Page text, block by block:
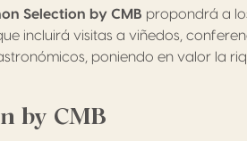
Selection by CMB propondrá a
incluirá visitas a viñedos,
poniendo en valor la
by CMB